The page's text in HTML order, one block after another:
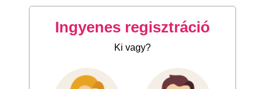
Ingyenes regisztráció
Ki vagy?